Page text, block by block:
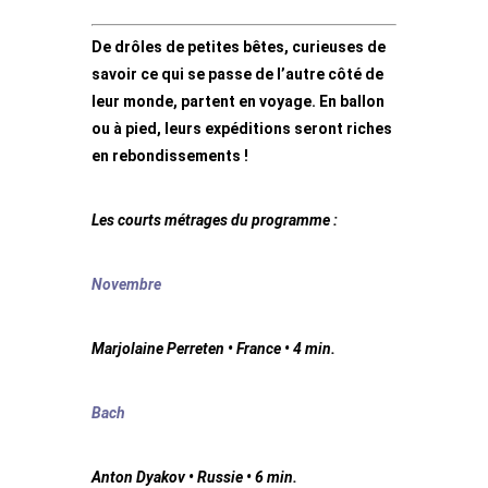
De drôles de petites bêtes, curieuses de
savoir ce qui se passe de l’autre côté de
leur monde, partent en voyage. En ballon
ou à pied, leurs expéditions seront riches
en rebondissements !
Les courts métrages du programme :
Novembre
Marjolaine Perreten • France • 4 min.
Bach
Anton Dyakov • Russie • 6 min.